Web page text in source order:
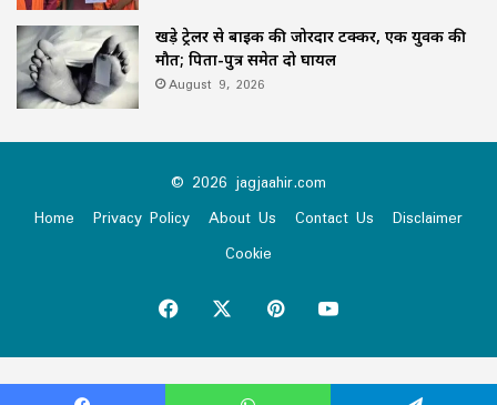
खड़े ट्रेलर से बाइक की जोरदार टक्कर, एक युवक की
मौत; पिता-पुत्र समेत दो घायल
August 9, 2026
© 2026 jagjaahir.com
Home
Privacy Policy About Us Contact Us
Disclaimer
Cookie
Facebook PinterestYouTube